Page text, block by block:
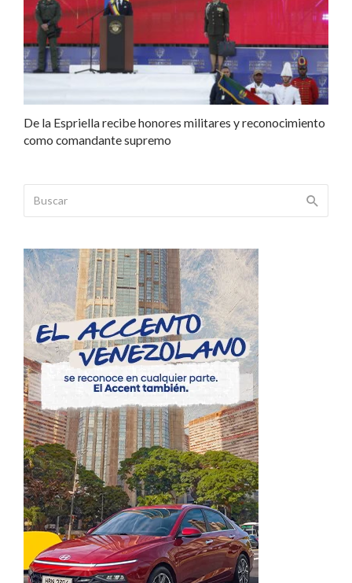
De la Espriella recibe honores militares y reconocimiento
como comandante supremo